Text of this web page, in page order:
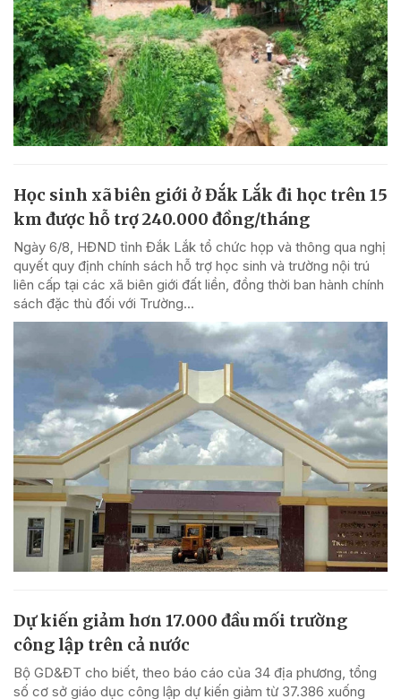
Học sinh xã biên giới ở Đắk Lắk đi học trên 15
km được hỗ trợ 240.000 đồng/tháng
Ngày 6/8, HĐND tỉnh Đắk Lắk tổ chức họp và thông qua nghị
quyết quy định chính sách hỗ trợ học sinh và trường nội trú
liên cấp tại các xã biên giới đất liền, đồng thời ban hành chính
sách đặc thù đối với Trường...
Dự kiến giảm hơn 17.000 đầu mối trường
công lập trên cả nước
Bộ GD&ĐT cho biết, theo báo cáo của 34 địa phương, tổng
số cơ sở giáo dục công lập dự kiến giảm từ 37.386 xuống